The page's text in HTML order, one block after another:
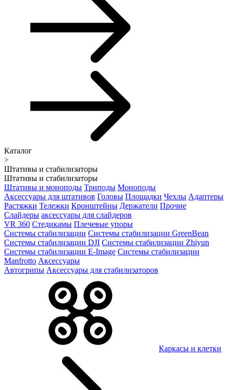
Каталог
>
Штативы и стабилизаторы
Штативы и стабилизаторы
Штативы и моноподы Триподы Моноподы
Аксессуары для штативов Головы Площадки Чехлы Адаптеры
Растяжки Тележки Кронштейны Держатели Прочие
Слайдеры аксессуары для слайдеров
VR 360 Стедикамы Плечевые упоры
Системы стабилизации Системы стабилизации GreenBean
Системы стабилизации DJI Системы стабилизации Zhiyun
Системы стабилизации E-Image Системы стабилизации
Manfrotto Аксессуары
Автогрипы Аксессуары для стабилизаторов
Каркасы и клетки